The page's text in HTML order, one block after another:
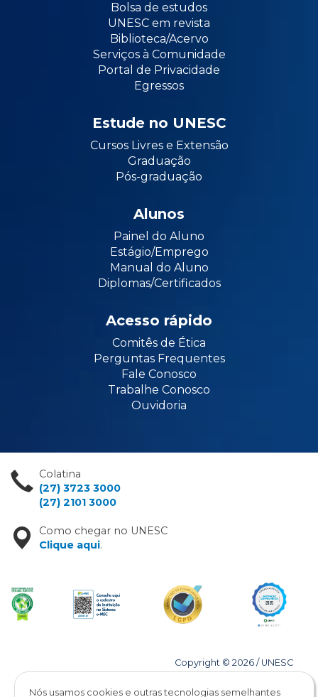
Bolsa de estudos
UNESC em revista
Biblioteca/Acervo
Serviços à Comunidade
Portal de Privacidade
Egressos
Estude no UNESC
Cursos Livres e Extensão
Graduação
Pós-graduação
Alunos
Painel do Aluno
Estágio/Emprego
Manual do Aluno
Diplomas/Certificados
Acesso rápido
Comitês de Ética
Perguntas Frequentes
Fale Conosco
Trabalhe Conosco
Ouvidoria
Colatina
(27) 3723 3000
(27) 2101 3000
Como chegar no UNESC
Clique aqui.
Copyright © 2026 / UNESC
Todos os direitos reservados
Nós usamos cookies e outras tecnologias semelhantes